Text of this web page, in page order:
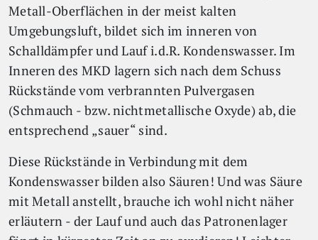
Metall-Oberflächen in der meist kalten
Umgebungsluft, bildet sich im inneren von
Schalldämpfer und Lauf i.d.R. Kondenswasser. Im
Inneren des MKD lagern sich nach dem Schuss
Rückstände vom verbrannten Pulvergasen
(Schmauch - bzw. nichtmetallische Oxyde) ab, die
entsprechend „sauer“ sind.
Diese Rückstände in Verbindung mit dem
Kondenswasser bilden also Säuren! Und was Säure
mit Metall anstellt, brauche ich wohl nicht näher
erläutern - der Lauf und auch das Patronenlager